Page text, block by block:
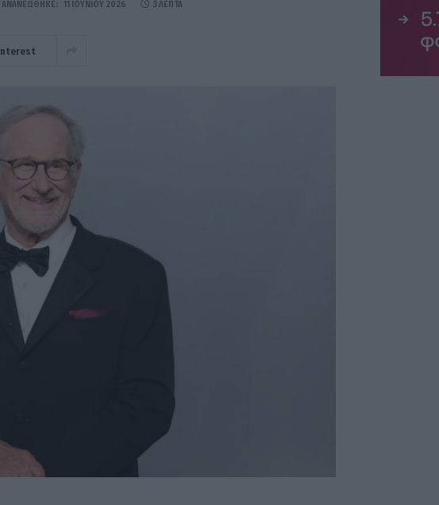
ΑΝΑΝΕΏΘΗΚΕ: 11 ΙΟΥΝΊΟΥ 2026 3 ΛΕΠΤΆ